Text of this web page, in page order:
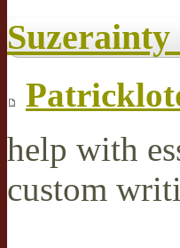
help with
custom